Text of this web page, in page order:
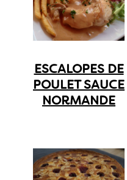
ESCALOPES DE
POULET SAUCE
NORMANDE